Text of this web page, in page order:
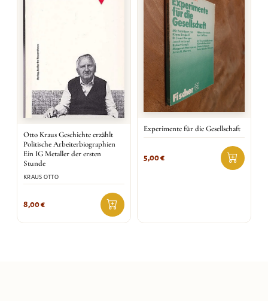
Otto Kraus Geschichte erzählt
Politische Arbeiterbiographien
Ein IG Metaller der ersten
Stunde
KRAUS OTTO
8,00€
Experimente für die Gesellschaft
5,00€